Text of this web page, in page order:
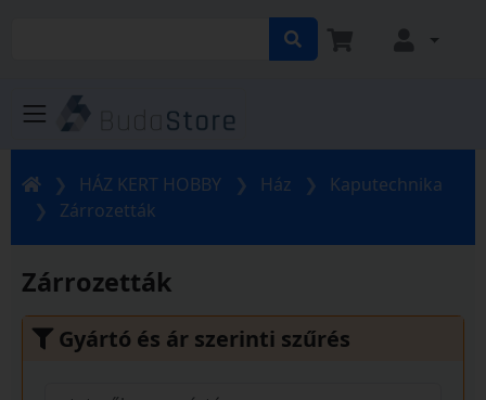
HÁZ KERT HOBBY Ház
Kaputechnika
Zárrozetták
Zárrozetták
Gyártó és ár szerinti szűrés